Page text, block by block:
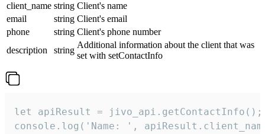
client_name string Client's name
email
string Client's email
phone
string Client's phone number
description
string
Additional information about the client that was
set with setContactInfo
let apiResult = jivo_api.getContactInfo();
console.log('Name: ',